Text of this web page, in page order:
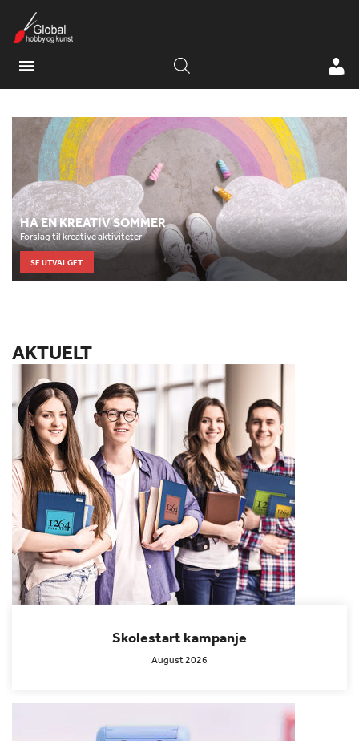
HA EN KREATIV SOMMER
Forslag til kreative aktiviteter
SE UTVALGET
AKTUELT
Skolestart kampanje
August 2026